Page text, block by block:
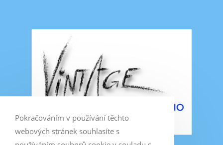
Pokračováním v používání těchto
webových stránek souhlasíte s